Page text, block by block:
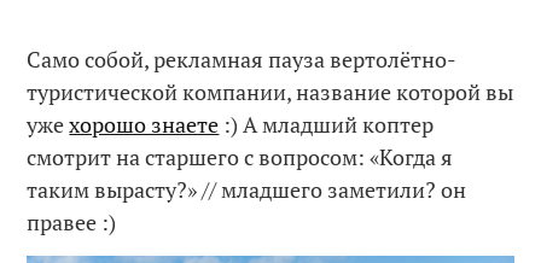
Само собой, рекламная пауза вертолётно-
туристической компании, название которой вы
ужехорошо знаете :) А младший коптер
смотрит на старшего с вопросом: «Когда я
таким вырасту?» // младшего заметили? он
правее :)